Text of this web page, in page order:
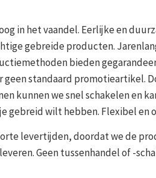
in het vaandel. Eerlijke en
gebreide producten.
bieden
geen standaard promotieartikel.
kunnen we snel schakelen en
gebreid wilt hebben. Flexibel en
levertijden, doordat we de
Geen tussenhandel of -